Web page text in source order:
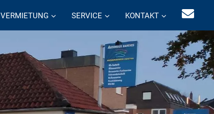
VERMIETUNG SERVICE KONTAKT